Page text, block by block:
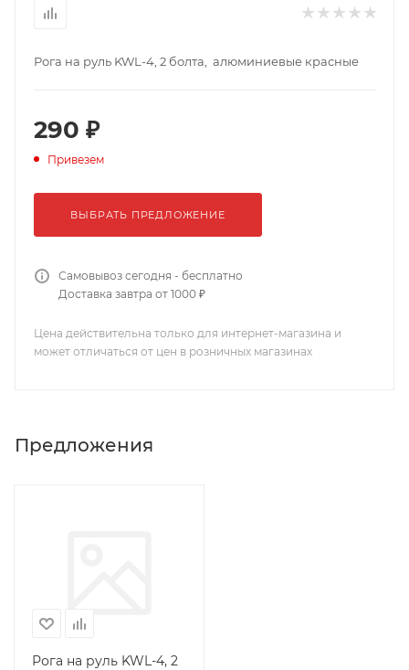
Рога на руль KWL-4, 2 болта, алюминиевые красные
290 ₽
Привезем
ВЫБРАТЬ ПРЕДЛОЖЕНИЕ
Самовывоз сегодня - бесплатно
Доставка завтра от 1000 ₽
Цена действительна только для интернет-магазина и
может отличаться от цен в розничных магазинах
Предложения
Рога на руль KWL-4, 2